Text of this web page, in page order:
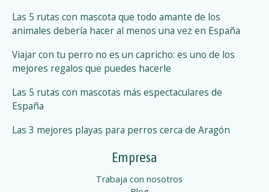
Las 5 rutas con mascota que todo amante de los
animales debería hacer al menos una vez en España
Viajar con tu perro no es un capricho: es uno de los
mejores regalos que puedes hacerle
Las 5 rutas con mascotas más espectaculares de
España
Las 3 mejores playas para perros cerca de Aragón
Empresa
Trabaja con nosotros